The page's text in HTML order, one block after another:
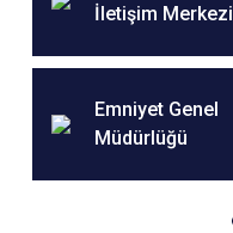
İletişim Merkezi
Emniyet Genel
Müdürlüğü